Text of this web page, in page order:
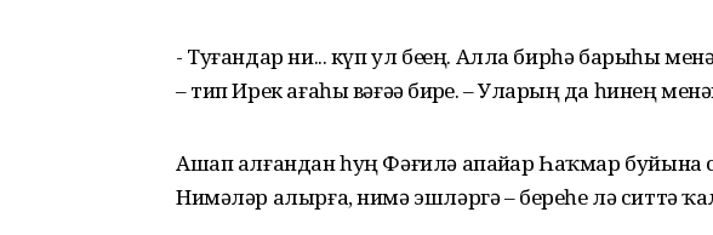
- Туғандар ни... күп ул беҙҙең. Алла бирһә барыһы
– тип Ирек ағаһы вәғәҙә бирҙе. – Уларҙың да һинең
Ашап алғандан һуң Фәғилә апайҙар Һаҡмар буйына
Нимәләр алырға, нимә эшләргә – береһе лә ситтә